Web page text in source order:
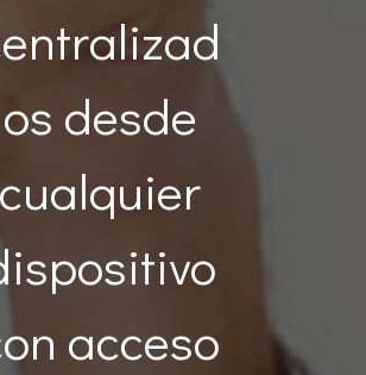
os desde
cualquier
acceso